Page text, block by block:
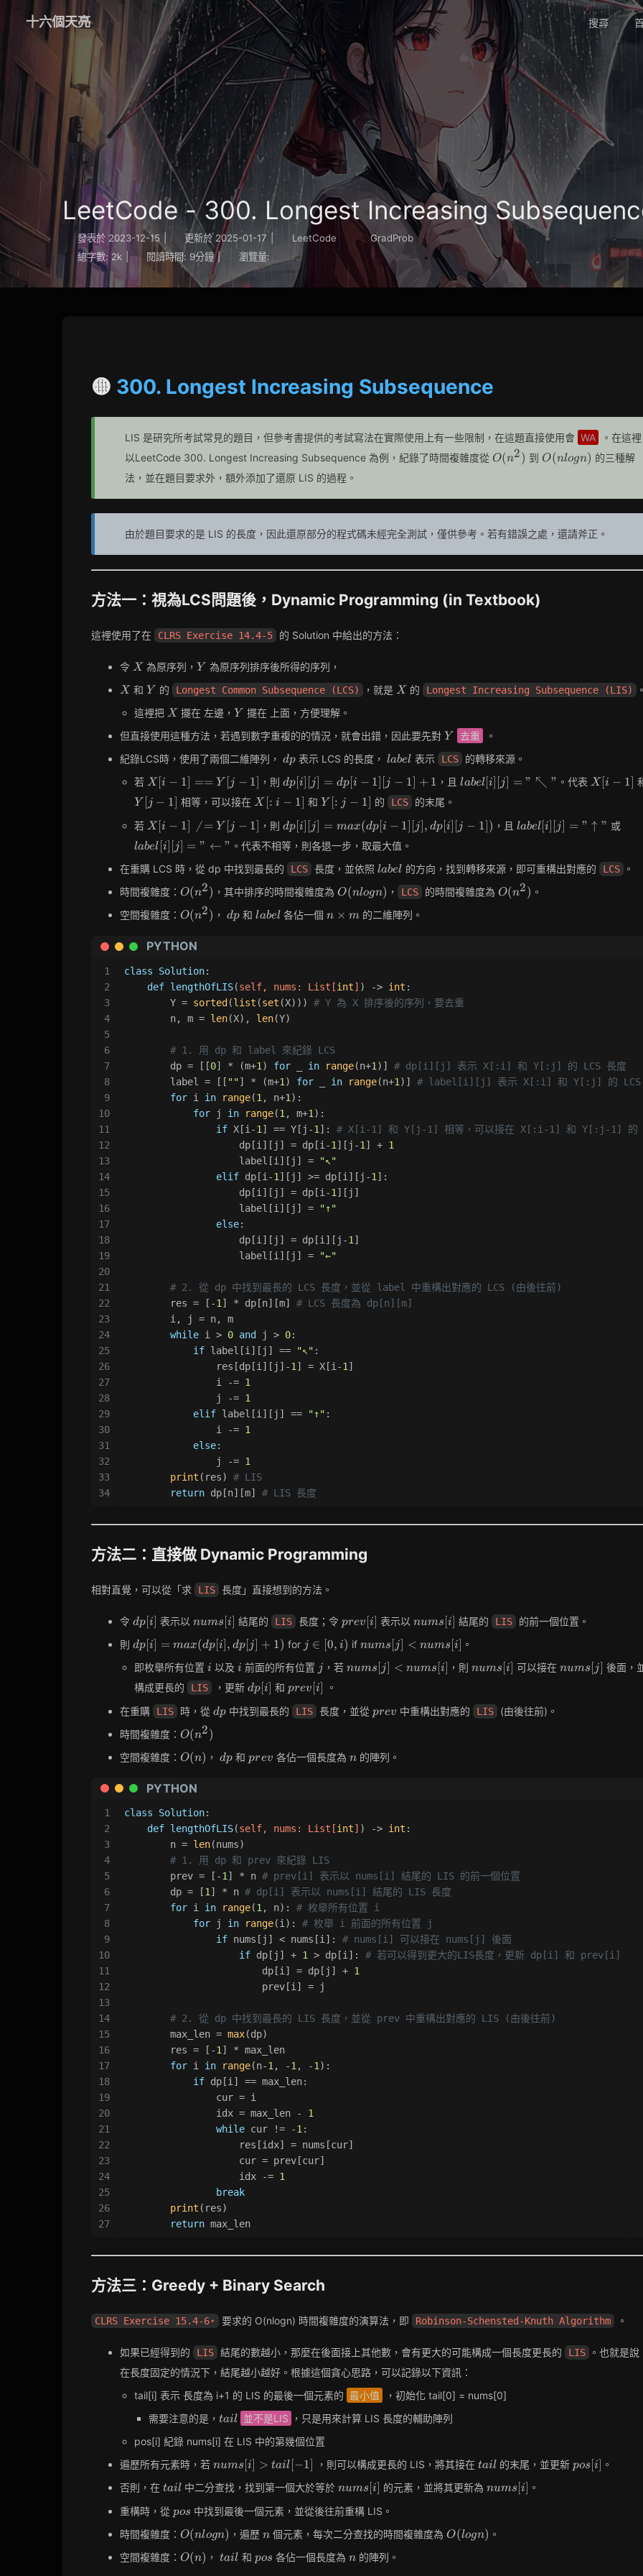
十六個天亮 搜尋
LeetCode - 300. Longest Increasing
發表於 2023-12-15 更新於 2025-01-17 LeetCode
GradProb
總字數: 2k 閱讀時間: 9分鐘 | 瀏覽量:
🟡 300. Longest Increasing Subsequence
LIS 是研究所考試常見的題目，但參考書提供的考試寫法在實際使用上有一些限制，在這題直接使用會 WA
。在這裡
以LeetCode 300. Longest Increasing Subsequence 為例，紀錄了時間複雜度從 O(n^2)
O(n2) 到 O(nlogn)
O(nlogn) 的三種解
法，並在題目要求外，額外添加了還原 LIS 的過程。
由於題目要求的是 LIS 的長度，因此還原部分的程式碼未經完全測試，僅供參考。若有錯誤之處，還請斧正。
方法一：視為LCS問題後，Dynamic Programming (in Textbook)
這裡使用了在 CLRS Exercise 14.4-5 的 Solution 中給出的方法：
令 X
X 為原序列，Y
Y 為原序列排序後所得的序列，
X
X 和Y
Y 的 Longest Common Subsequence (LCS) ，就是 X
X 的 Longest Increasing Subsequence (LIS)
這裡把 X
X 擺在 左邊，Y
Y 擺在 上面，方便理解。
但直接使用這種方法，若遇到數字重複的的情況，就會出錯，因此要先對 Y
Y 去重
。
紀錄LCS時，使用了兩個二維陣列， dp
dp 表示 LCS 的長度， label
label 表示 LCS
的轉移來源。
若 X[i-
1]
==
Y[j-
X [i − 1 == Y j − 1 ，則dp[i]
[j] =
dp[i-
1][j-
1] +
1
dp [i j = dp[ i − 1 j − 1 + 1 ，且label[i]
label[ i j = " ↖ " 。代表 X[i-
X [i − 1
Y j − 1 相等，可以接在X[:i-
X : i − 1 和 Y[:j-
Y : j − 1 的 LCS
的末尾。
若 X[i-
\neq
Y[j-
X [i − 1] = Y [j − 1] ，則dp[i][j] =
max(dp[i-
1][j], dp[i]
[j-1])
dp[i] [j] = max(dp[i − 1] [j], dp[i] [j − 1]) ，且 label[i]
label [i] [j] = " ↑ " 或
label [i] [j] = " ← " 。代表不相等，則各退一步，取最大值。
在重購 LCS 時，從 dp 中找到最長的
LCS 長度，並依照 label
label 的方向，找到轉移來源，即可重構出對應的 LCS
。
時間複雜度： O(n^2)
O(n2) ，其中排序的時間複雜度為O(nlogn)
O(nlogn) ， LCS 的時間複雜度為 O(n^2)
O(n2) 。
空間複雜度： O(n^2)
O(n2) ，dp
dp 和label
label 各佔一個n
n × m的二維陣列。
PYTHON
1
2
3
4
5
6
7
8
9
10
11
12
13
14
15
16
17
18
19
20
21
22
23
24
25
26
27
28
29
30
31
32
33
34
class Solution:
def lengthOfLIS(self, nums: List [int] ) -> int :
        Y =
sorted (list (set (X))) # Y 為 X 排序後的序列，要去重
        n, m =
len(X), len(Y)
# 1. 用 dp 和 label 來紀錄 LCS
        dp = [[
0] * (m+1 ) for in range(n+1 )] # dp[i][j] 表示 X[:i] 和 Y[:j] 的 LCS 長度
        label = [[
""] * (m+1 ) for in range(n+1 )] # label[i][j] 表示 X[:i] 和 Y[:j] 的 LCS 的
for i in range(1 , n+1 ):
for j in range(1 , m+1 ):
if X[i-1 ] == Y[j-1 ]: # X[i-1] 和 Y[j-1] 相等，可以接在 X[:i-1] 和 Y[:j-1] 的
                    dp[i][j] = dp[i-
1 ][j-1 ] + 1
                    label[i][j] =
"↖"
elif dp[i-1 ][j] >= dp[i][j-1 ]:
                    dp[i][j] = dp[i-
1 ][j]
                    label[i][j] =
"↑"
else:
                    dp[i][j] = dp[i][j-
1 ]
                    label[i][j] =
"←"
# 2. 從 dp 中找到最長的 LCS 長度，並從 label 中重構出對應的 LCS (由後往前)
        res = [-
1 ] * dp[n][m] # LCS 長度為 dp[n][m]
        i, j = n, m
while i > 0 and j > 0:
if label[i][j] == "↖" :
                res[dp[i][j]-
1 ] = X[i-1 ]
                i -=
1
                j -=
1
elif label[i][j] == "↑" :
                i -=
1
else:
                j -=
1
print (res) # LIS
return dp[n][m] # LIS 長度
方法二：直接做 Dynamic Programming
相對直覺，可以從「求 LIS 長度」直接想到的方法。
令 dp[i]
dp[i] 表示以 nums[i]
nums [i] 結尾的 LIS 長度；令 prev[i]
prev [i] 表示以nums[i]
nums [i] 結尾的 LIS
的前一個位置。
則 dp[i] =
max(dp[i],
dp[j] + 1)
dp[i] = max(dp[i], dp[j] + 1) for j
\in
[0,
i)
j ∈ [0, i) if nums[j]
nums[i]
nums [j] < nums [i] 。
即枚舉所有位置 i
i 以及 i
i 前面的所有位置 jj ，若 nums[j]
nums j < nums [i ，則nums[i]
nums [i 可以接在nums[j]
nums j
後面，
構成更長的
LIS ，更新 dp[i]
dp i 和 prev[i]
prev [i
。
在重購
LIS 時，從 dp
dp 中找到最長的 LIS 長度，並從 prev
prev 中重構出對應的 LIS
(由後往前)。
時間複雜度： O(n^2)
O(n2)
空間複雜度： O(n)
O(n) ，dp
dp 和prev
prev 各佔一個長度為 n
n的陣列。
PYTHON
1
2
3
4
5
6
7
8
9
10
11
12
13
14
15
16
17
18
19
20
21
22
23
24
25
26
27
class Solution:
def lengthOfLIS(self, nums: List [int] ) -> int :
        n =
len(nums)
# 1. 用 dp 和 prev 來紀錄 LIS
        prev = [-
1] * n # prev[i] 表示以 nums[i] 結尾的 LIS 的前一個位置
        dp = [
1] * n # dp[i] 表示以 nums[i] 結尾的 LIS 長度
for i in range(1, n): # 枚舉所有位置 i
for j in range(i): # 枚舉 i 前面的所有位置 j
if nums[j] < nums[i]: # nums[i] 可以接在 nums[j] 後面
if dp[j] + 1 > dp[i]: # 若可以得到更大的LIS長度，更新 dp[i] 和 prev[i]
                        dp[i] = dp[j] +
1
                        prev[i] = j
# 2. 從 dp 中找到最長的 LIS 長度，並從 prev 中重構出對應的 LIS (由後往前)
        max_len =
max(dp)
        res = [-
1] * max_len
for i in range(n-1, -1, -1):
if dp[i] == max_len:
                cur = i
                idx = max_len -
1
while cur != -1:
                    res[idx] = nums[cur]
                    cur = prev[cur]
                    idx -=
1
break
print (res)
return max_len
方法三：Greedy + Binary Search
CLRS Exercise 15.4-6⋆ 要求的 O(nlogn) 時間複雜度的演算法，即 Robinson-Schensted-Knuth Algorithm 。
如果已經得到的 LIS 結尾的數越小，那麼在後面接上其他數，會有更大的可能構成一個長度更長的 LIS
。也就是說
在長度固定的情況下，結尾越小越好。根據這個貪心思路，可以記錄以下資訊：
tail[i] 表示 長度為 i+1 的 LIS 的最後一個元素的 最小值
，初始化 tail[0] = nums[0]
需要注意的是， tail
tail 並不是LIS ，只是用來計算 LIS 長度的輔助陣列
pos[i] 紀錄 nums[i] 在 LIS 中的第幾個位置
遍歷所有元素時，若 nums[i]
tail[-1]
nums i > tail −1 ，則可以構成更長的 LIS，將其接在 tail
tail 的末尾，並更新pos[i]
pos [i
。
否則，在 tail
tail 中二分查找，找到第一個大於等於nums[i]
nums [i 的元素，並將其更新為nums[i]
nums [i
。
重構時，從 pos
pos 中找到最後一個元素，並從後往前重構 LIS。
時間複雜度： O(nlogn)
O(nlogn) ，遍歷n
n 個元素，每次二分查找的時間複雜度為O(logn)
O(logn) 。
空間複雜度： O(n)
O(n) ，tail
tail 和 pos
pos 各佔一個長度為 n
n的陣列。